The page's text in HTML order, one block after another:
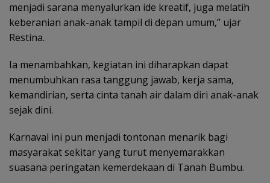
menjadi sarana menyalurkan ide kreatif, juga melatih
keberanian anak-anak tampil di depan umum,” ujar
Restina.
Ia menambahkan, kegiatan ini diharapkan dapat
menumbuhkan rasa tanggung jawab, kerja sama,
kemandirian, serta cinta tanah air dalam diri anak-anak
sejak dini.
Karnaval ini pun menjadi tontonan menarik bagi
masyarakat sekitar yang turut menyemarakkan
suasana peringatan kemerdekaan di Tanah Bumbu.